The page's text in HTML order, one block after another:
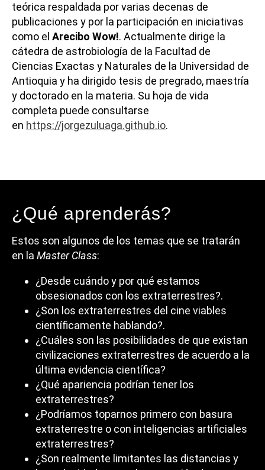
teórica respaldada por varias decenas de
publicaciones y por la participación en iniciativas
como el Arecibo Wow!. Actualmente dirige la
cátedra de astrobiología de la Facultad de
Ciencias Exactas y Naturales de la Universidad de
Antioquia y ha dirigido tesis de pregrado, maestría
y doctorado en la materia. Su hoja de vida
completa puede consultarse
en https://jorgezuluaga.github.io.
¿Qué aprenderás?
Estos son algunos de los temas que se tratarán
en la Master Class:
¿Desde cuándo y por qué estamos
obsesionados con los extraterrestres?.
¿Son los extraterrestres del cine viables
científicamente hablando?.
¿Cuáles son las posibilidades de que existan
civilizaciones extraterrestres de acuerdo a la
última evidencia científica?
¿Qué apariencia podrían tener los
extraterrestres?
¿Podríamos toparnos primero con basura
extraterrestre o con inteligencias artificiales
extraterrestres?
¿Son realmente limitantes las distancias y